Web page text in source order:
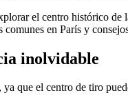
el centro histórico de
en París y
inolvidable
ya que el centro de tiro